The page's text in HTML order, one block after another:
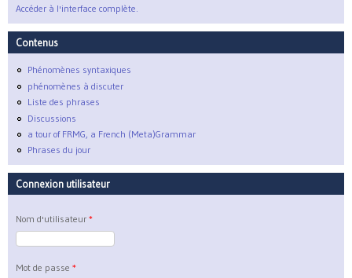
Accéder à l'interface complète.
Contenus
Phénomènes syntaxiques
phénomènes à discuter
Liste des phrases
Discussions
a tour of FRMG, a French (Meta)Grammar
Phrases du jour
Connexion utilisateur
Nom d'utilisateur *
Mot de passe *